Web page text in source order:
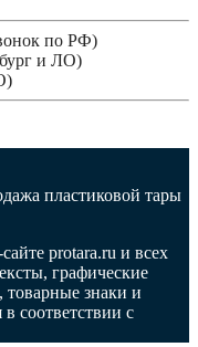
по РФ)
и ЛО)
пластиковой тары
protara.ru и всех
графические
знаки и
соответствии с